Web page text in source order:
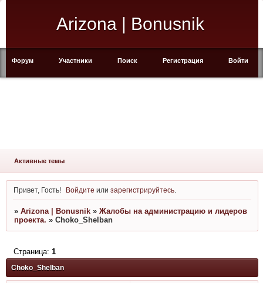
Arizona | Bonusnik
Форум Участники Поиск Регистрация Войти
Активные темы
Привет, Гость! Войдите илизарегистрируйтесь
» Arizona | Bonusnik » Жалобы на администрацию и лидеров
проекта. » Choko_Shelban
Choko_Shelban
Страница: 1